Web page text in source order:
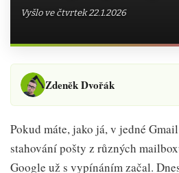
Vyšlo ve čtvrtek 22.1.2026
Zdeněk Dvořák
Pokud máte, jako já, v jedné
stahování pošty z různých
Google už s vypínáním začal.